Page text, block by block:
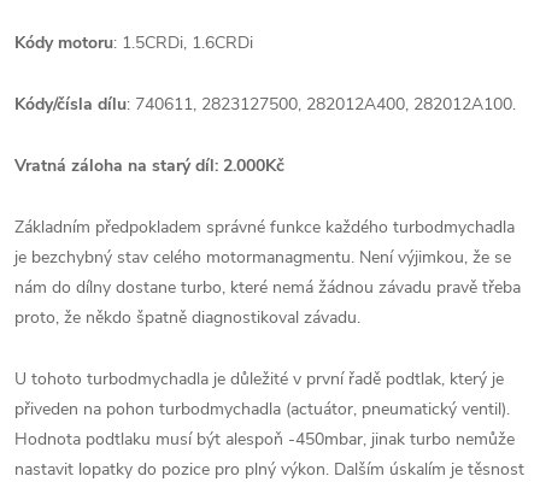
Kódy motoru: 1.5CRDi, 1.6CRDi
Kódy/čísla dílu: 740611, 2823127500, 282012A400, 282012A100.
Vratná záloha na starý díl: 2.000Kč
Základním předpokladem správné funkce každého turbodmychadla
je bezchybný stav celého motormanagmentu. Není výjimkou, že se
nám do dílny dostane turbo, které nemá žádnou závadu pravě třeba
proto, že někdo špatně diagnostikoval závadu.
U tohoto turbodmychadla je důležité v první řadě podtlak, který je
přiveden na pohon turbodmychadla (actuátor, pneumatický ventil).
Hodnota podtlaku musí být alespoň -450mbar, jinak turbo nemůže
nastavit lopatky do pozice pro plný výkon. Dalším úskalím je těsnost